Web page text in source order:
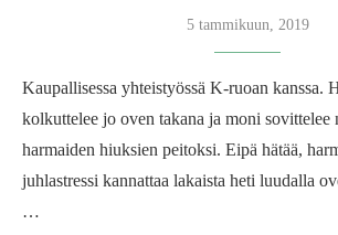
5 tammikuun, 2019
Kaupallisessa yhteistyössä K-ruoan kanssa.
kolkuttelee jo oven takana ja moni sovittelee
harmaiden hiuksien peitoksi. Eipä hätää,
juhlastressi kannattaa lakaista heti luudalla
…